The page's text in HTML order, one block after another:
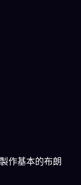
作基本的布朗